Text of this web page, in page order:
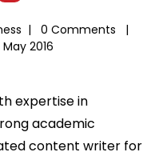
|
0 Comments |
2016
expertise in
academic
content writer for